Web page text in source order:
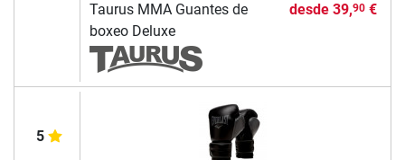
Taurus MMA Guantes de
boxeo Deluxe
desde 39,90€
5